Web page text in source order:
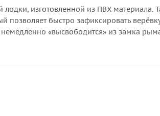
лодки, изготовленной из ПВХ
позволяет быстро зафиксировать
немедленно «высвободится» из замка